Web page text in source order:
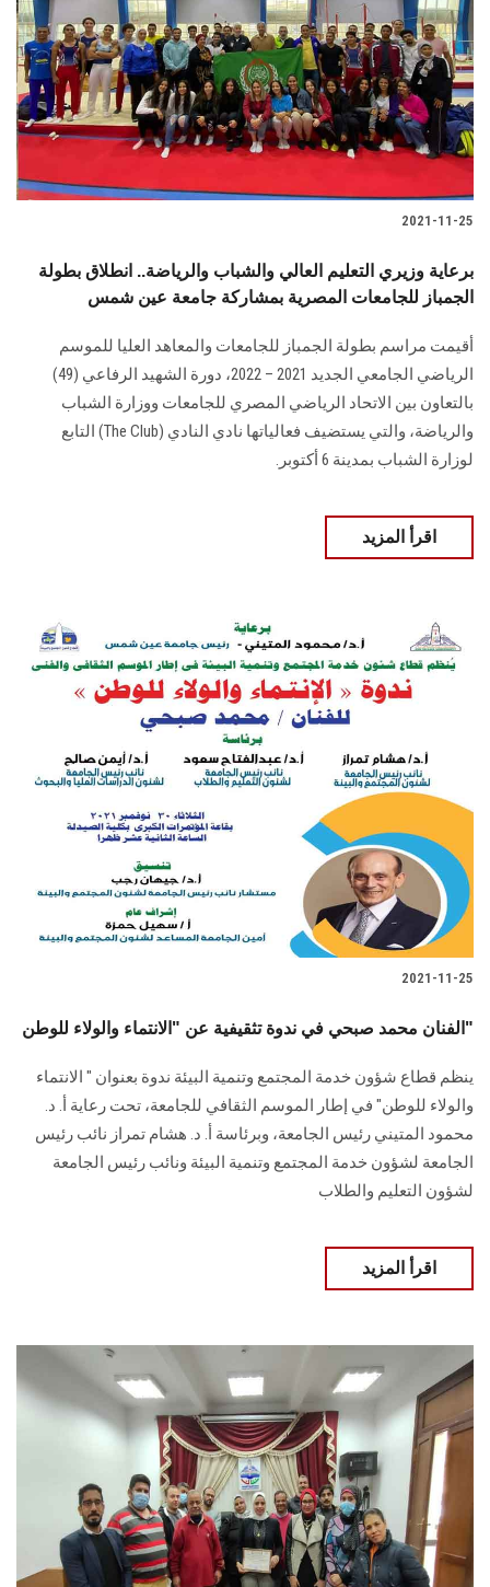
2021-11-25
برعاية وزيري التعليم العالي والشباب والرياضة.. انطلاق بطولة
الجمباز للجامعات المصرية بمشاركة جامعة عين شمس
أقيمت مراسم بطولة الجمباز للجامعات والمعاهد العليا للموسم
الرياضي الجامعي الجديد 2021 – 2022، دورة الشهيد الرفاعي (49)
بالتعاون بين الاتحاد الرياضي المصري للجامعات ووزارة الشباب
والرياضة، والتي يستضيف فعالياتها نادي النادي (The Club) التابع
لوزارة الشباب بمدينة 6 أكتوبر.
اقرأ المزيد
2021-11-25
الفنان محمد صبحي في ندوة تثقيفية عن "الانتماء والولاء للوطن"
ينظم قطاع شؤون خدمة المجتمع وتنمية البيئة ندوة بعنوان " الانتماء
والولاء للوطن" في إطار الموسم الثقافي للجامعة، تحت رعاية أ. د.
محمود المتيني رئيس الجامعة، وبرئاسة أ. د. هشام تمراز نائب رئيس
الجامعة لشؤون خدمة المجتمع وتنمية البيئة ونائب رئيس الجامعة
لشؤون التعليم والطلاب
اقرأ المزيد